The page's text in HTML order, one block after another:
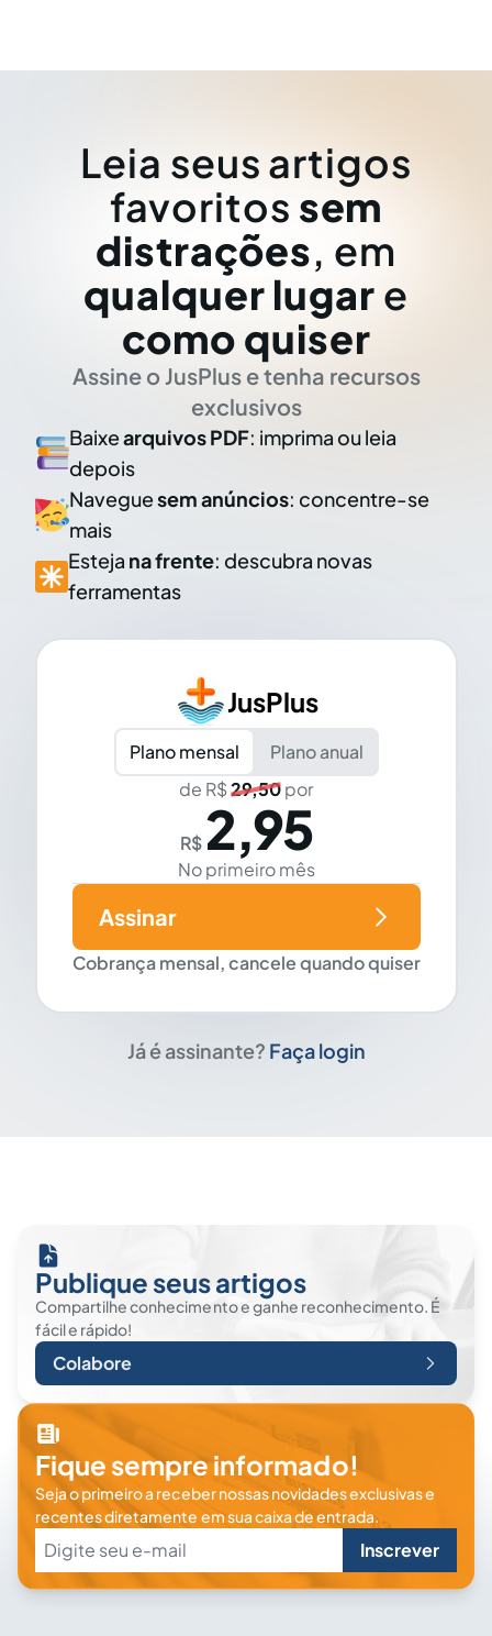
Leia seus artigos
favoritos sem
distrações, em
qualquer lugar e
como quiser
Assine o JusPlus e tenha recursos
exclusivos
Baixearquivos PDF: imprima ou leia
depois
Naveguesem anúncios: concentre-se
mais
Esteja na frente: descubra novas
ferramentas
JusPlus
Plano mensal
Plano anual
de R$29,50por
R$ 2,95
No primeiro mês
Cobrança mensal, cancele quando quiser
Assinar
Já é assinante? Faça login
Publique seus artigos
Compartilhe conhecimento e ganhe reconhecimento. É
fácil e rápido!
Colabore
Fique sempre informado!
Seja o primeiro a receber nossas novidades exclusivas e
recentes diretamente em sua caixa de entrada.
Inscrever